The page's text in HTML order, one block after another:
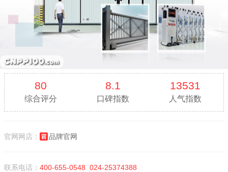
80
综合评分
8.1
口碑指数
13531
人气指数
官网网店： 品牌官网
联系电话： 400-655-0548 024-25374388